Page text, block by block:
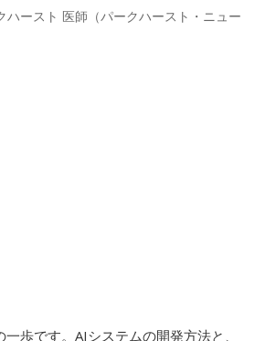
ハースト 医師（パークハースト・ニュー
歩です。AIシステムの開発方法と、